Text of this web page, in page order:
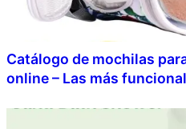
Catálogo de mochilas
online – Las más